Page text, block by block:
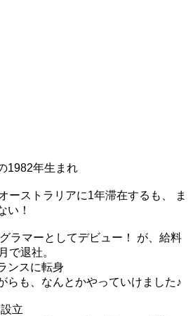
1982年生まれ
ーストラリアに1年滞在するも、 ま
い！
ラマーとしてデビュー！ が、給料
で退社。
ンスに転身
らも、なんとかやっていけました♪
立